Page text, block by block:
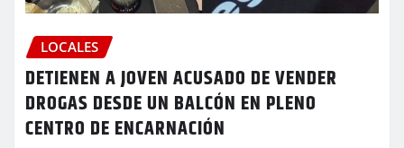
LOCALES
DETIENEN A JOVEN ACUSADO DE VENDER
DROGAS DESDE UN BALCÓN EN PLENO
CENTRO DE ENCARNACIÓN